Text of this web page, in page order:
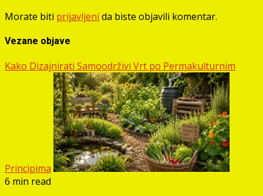
Morate biti prijavljeni da biste objavili komentar.
Vezane objave
Kako Dizajnirati Samoodrživi Vrt po Permakulturnim
Principima
6 min read